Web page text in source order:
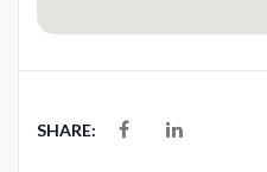
SHARE: